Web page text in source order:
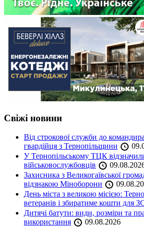
Свіжі новини
Від строкової служби до
гвардійця з Тернопільщини
У Тернопільському ТЦК
військовослужбовців
Захисника з Великогаївської
відзнакою Міноборони
День міста з великою місією:
ветеранів і збиратиме кошти для
Дитячі батути: види, розміри та
використання
09.08.2026